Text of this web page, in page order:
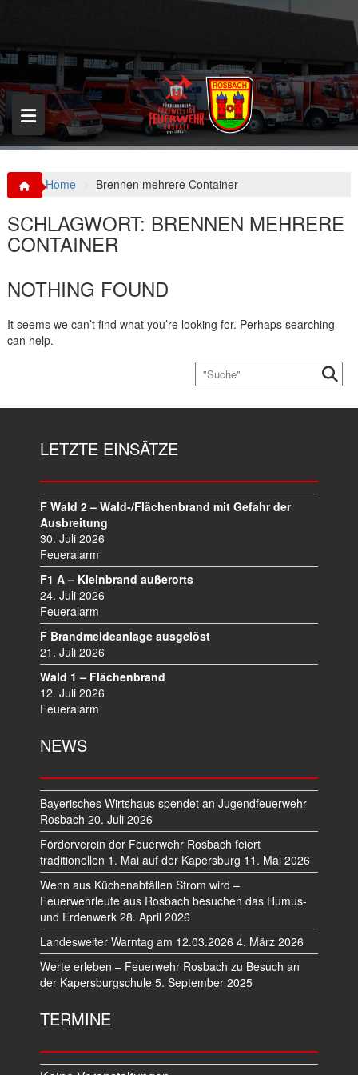
p
o
c
o
n
t
Home Brennen mehrere Container
SCHLAGWORT: BRENNEN MEHRERE
CONTAINER
NOTHING FOUND
It seems we can’t find what you’re looking for. Perhaps searching
can help.
LETZTE EINSÄTZE
F Wald 2 – Wald-/Flächenbrand mit Gefahr der
Ausbreitung
30. Juli 2026
Feueralarm
F1 A – Kleinbrand außerorts
24. Juli 2026
Feueralarm
F Brandmeldeanlage ausgelöst
21. Juli 2026
Wald 1 – Flächenbrand
12. Juli 2026
Feueralarm
NEWS
Bayerisches Wirtshaus spendet an Jugendfeuerwehr
Rosbach 20. Juli 2026
Förderverein der Feuerwehr Rosbach feiert
traditionellen 1. Mai auf der Kapersburg 11. Mai 2026
Wenn aus Küchenabfällen Strom wird –
Feuerwehrleute aus Rosbach besuchen das Humus-
und Erdenwerk 28. April 2026
Landesweiter Warntag am 12.03.2026 4. März 2026
Werte erleben – Feuerwehr Rosbach zu Besuch an
der Kapersburgschule 5. September 2025
TERMINE